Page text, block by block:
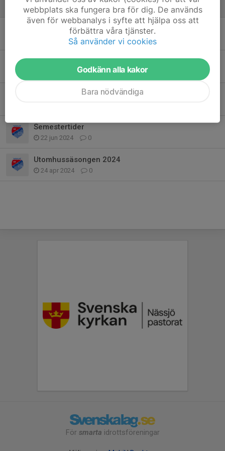
27 apr 2025 0
Sista träningen
15 dec 2024 0
Säsongsavslutning i Lövhult
13 sep 2024 0
Anmälan Taif-Spelen 2024
Semestertider
22 jun 2024 0
Utomhussäsongen 2024
24 apr 2024 0
För smarta idrottsföreningar
webbplats ska fungera bra för dig. De används
även för webbanalys i syfte att hjälpa oss att
förbättra våra tjänster.
Så använder vi cookies
Godkänn alla kakor
Bara nödvändiga